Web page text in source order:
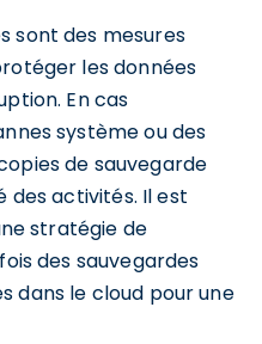
sont des mesures
les données
En cas
système ou des
de sauvegarde
des activités. Il est
stratégie de
des sauvegardes
dans le cloud pour une